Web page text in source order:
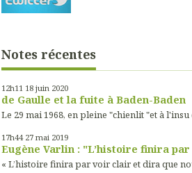
Notes récentes
12h11 18 juin 2020
de Gaulle et la fuite à Baden-Baden
Le 29 mai 1968, en pleine "chienlit "et à l'insu
17h44 27 mai 2019
Eugène Varlin : "L’histoire finira par
« L’histoire finira par voir clair et dira que